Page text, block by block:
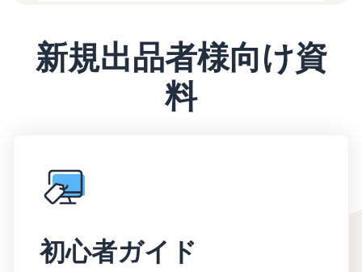
新規出品者様向け資
料
初心者ガイド